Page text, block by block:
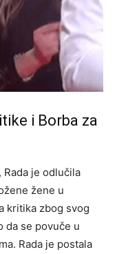
i Borba za
je odlučila
žene u
kritika zbog svog
da se povuče u
Rada je postala